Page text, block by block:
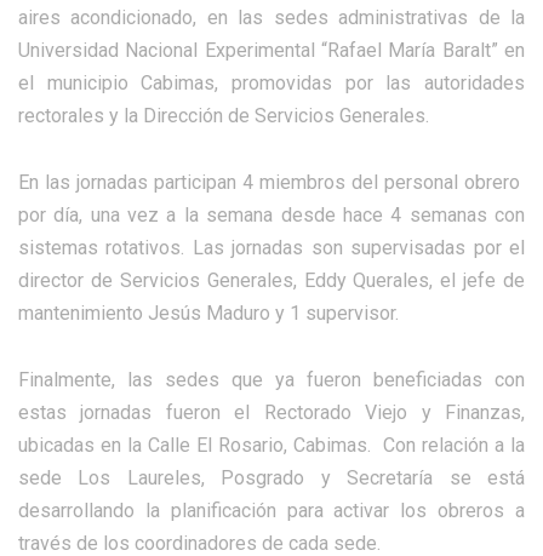
aires acondicionado, en las sedes administrativas de la
Universidad Nacional Experimental “Rafael María Baralt” en
el municipio Cabimas, promovidas por las autoridades
rectorales y la Dirección de Servicios Generales.
En las jornadas participan 4 miembros del personal obrero
por día, una vez a la semana desde hace 4 semanas con
sistemas rotativos. Las jornadas son supervisadas por el
director de Servicios Generales, Eddy Querales, el jefe de
mantenimiento Jesús Maduro y 1 supervisor.
Finalmente, las sedes que ya fueron beneficiadas con
estas jornadas fueron el Rectorado Viejo y Finanzas,
ubicadas en la Calle El Rosario, Cabimas. Con relación a la
sede Los Laureles, Posgrado y Secretaría se está
desarrollando la planificación para activar los obreros a
través de los coordinadores de cada sede.